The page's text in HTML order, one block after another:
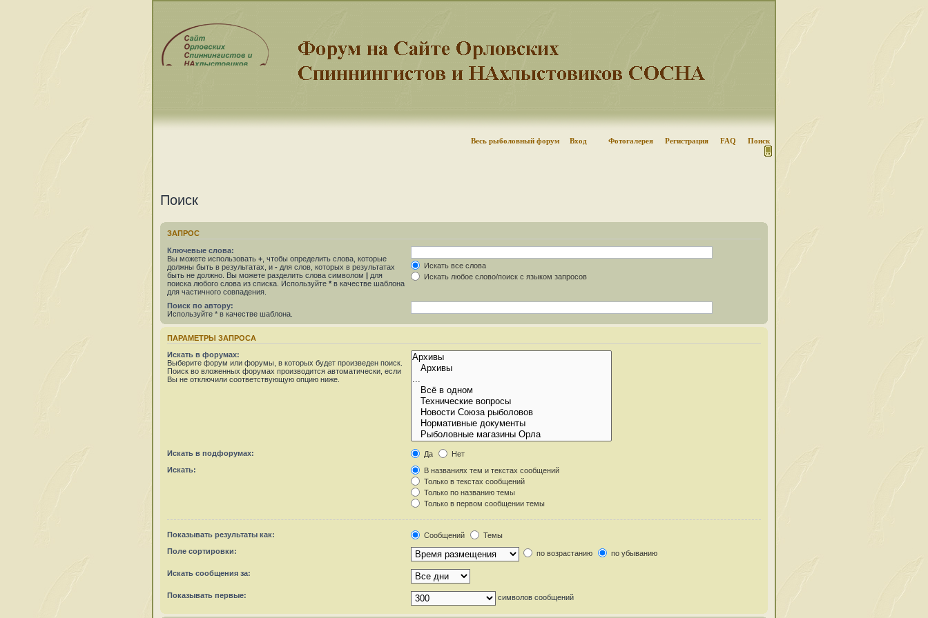
Весь рыболовный форум Вход Фотогалерея Регистрация FAQ Поиск
Поиск
ЗАПРОС
Ключевые слова:
Вы можете использовать + , чтобы определить слова, которые
должны быть в результатах, и - для слов, которых в результатах
быть не должно. Вы можете разделить слова символом | для
поиска любого слова из списка. Используйте * в качестве шаблона
для частичного совпадения.
Искать все слова
Искать любое слово/поиск с языком запросов
Поиск по автору:
Используйте * в качестве шаблона.
ПАРАМЕТРЫ ЗАПРОСА
Искать в форумах:
Выберите форум или форумы, в которых будет произведен поиск.
Поиск во вложенных форумах производится автоматически, если
Вы не отключили соответствующую опцию ниже.
Искать в подфорумах: Да
Нет
Искать:
В названиях тем и текстах сообщений
Только в текстах сообщений
Только по названию темы
Только в первом сообщении темы
Показывать результаты как: Сообщений
Темы
Поле сортировки:
по возрастанию по убыванию
Искать сообщения за:
Показывать первые: символов сообщений